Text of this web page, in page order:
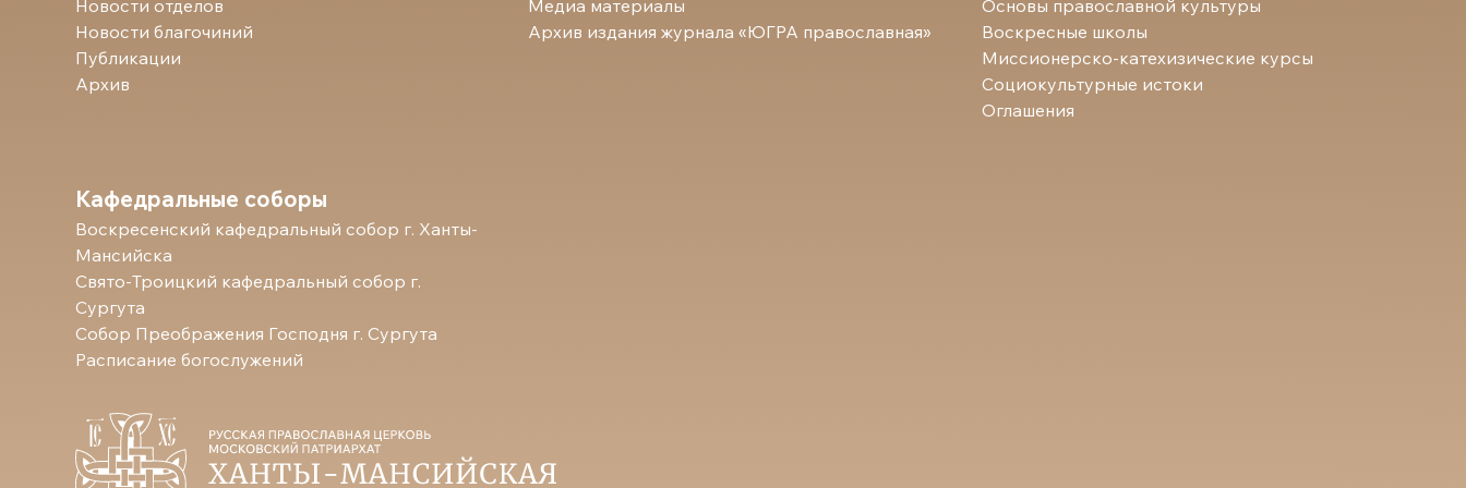
Новости отделов
Новости благочиний
Публикации
Архив
Медиа материалы
Архив издания журнала «ЮГРА православная»
Основы православной культуры
Воскресные школы
Миссионерско-катехизические курсы
Социокультурные истоки
Оглашения
Кафедральные соборы
Воскресенский кафедральный собор г. Ханты-
Мансийска
Свято-Троицкий кафедральный собор г.
Сургута
Собор Преображения Господня г. Сургута
Расписание богослужений